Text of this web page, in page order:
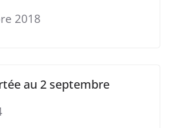
2018
au 2 septembre